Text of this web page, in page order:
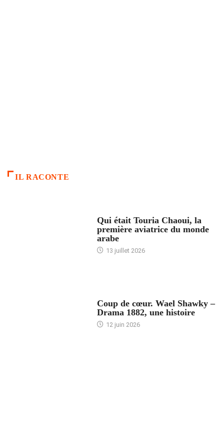
IL RACONTE
Qui était Touria Chaoui, la
première aviatrice du monde
arabe
13 juillet 2026
Coup de cœur. Wael Shawky –
Drama 1882, une histoire
12 juin 2026